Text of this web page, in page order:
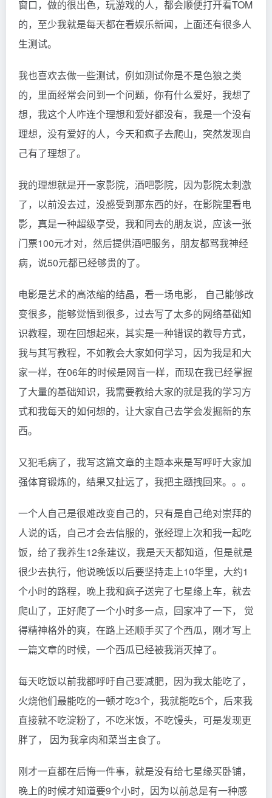
窗口，做的很出色，玩游戏的人，都会顺便打开看TOM
的，至少我就是每天都在看娱乐新闻，上面还有很多人
生测试。
我也喜欢去做一些测试，例如测试你是不是色狼之类
的，里面经常会问到一个问题，你有什么爱好，我想了
想，我这个人咋连个理想和爱好都没有，我是一个没有
理想，没有爱好的人，今天和疯子去爬山，突然发现自
己有了理想了。
我的理想就是开一家影院，酒吧影院，因为影院太刺激
了，以前没去过，没感受到那东西的好，在影院里看电
影，真是一种超级享受，我和同去的朋友说，应该一张
门票100元才对，然后提供酒吧服务，朋友都骂我神经
病，说50元都已经够贵的了。
电影是艺术的高浓缩的结晶，看一场电影， 自己能够改
变很多，能够觉悟到很多，过去写了太多的网络基础知
识教程，现在回想起来，其实是一种错误的教导方式，
我与其写教程，不如教会大家如何学习，因为我是和大
家一样，在06年的时候是网盲一样，而现在我已经掌握
了大量的基础知识，我需要教给大家的就是我的学习方
式和我每天的如何想的，让大家自己去学会发掘新的东
西。
又犯毛病了，我写这篇文章的主题本来是写呼吁大家加
强体育锻炼的，结果又扯远了，我把主题拽回来。。。
一个人自己是很难改变自己的，只有是自己绝对崇拜的
人说的话，自己才会去信服的，张经理上次和我一起吃
饭，给了我养生12条建议，我是天天都知道，但是就是
很少去执行，他说晚饭以后要坚持走上10华里，大约1
个小时的路程，晚上我和疯子送完了七星缘上车，就去
爬山了，正好爬了一个小时多一点，回家冲了一下， 觉
得精神格外的爽，在路上还顺手买了个西瓜，刚才写上
一篇文章的时候，一个西瓜已经被我消灭掉了。
每天吃饭以前我都呼吁自己要减肥，因为我太能吃了，
火烧他们最能吃的一顿才吃3个，我就能吃5个，后来我
直接就不吃淀粉了，不吃米饭，不吃馒头，可是发现更
胖了， 因为我拿肉和菜当主食了。
刚才一直都在后悔一件事，就是没有给七星缘买卧铺，
晚上的时候才知道要9个小时，因为以前总是有一种感